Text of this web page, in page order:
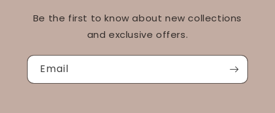
Be the first to know about new collections
and exclusive offers.
Email